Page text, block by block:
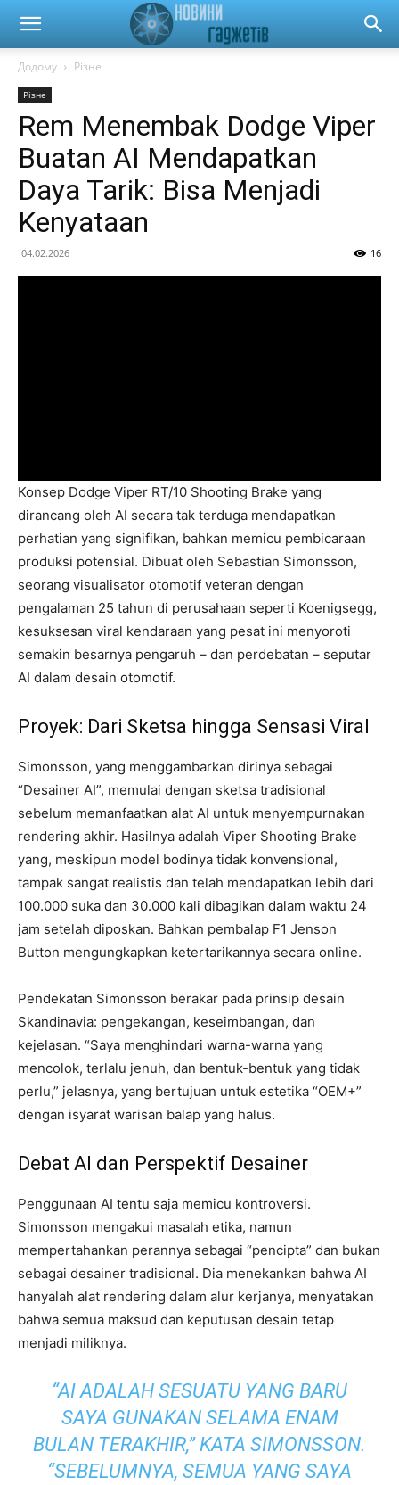
Новини
гаджетів
автомобілів
Додому Різне
Різне
Rem Menembak Dodge Viper
Buatan AI Mendapatkan
Daya Tarik: Bisa Menjadi
Kenyataan
04.02.2026 16
Konsep Dodge Viper RT/10 Shooting Brake yang
dirancang oleh AI secara tak terduga mendapatkan
perhatian yang signifikan, bahkan memicu pembicaraan
produksi potensial. Dibuat oleh Sebastian Simonsson,
seorang visualisator otomotif veteran dengan
pengalaman 25 tahun di perusahaan seperti Koenigsegg,
kesuksesan viral kendaraan yang pesat ini menyoroti
semakin besarnya pengaruh – dan perdebatan – seputar
AI dalam desain otomotif.
Proyek: Dari Sketsa hingga Sensasi Viral
Simonsson, yang menggambarkan dirinya sebagai
“Desainer AI”, memulai dengan sketsa tradisional
sebelum memanfaatkan alat AI untuk menyempurnakan
rendering akhir. Hasilnya adalah Viper Shooting Brake
yang, meskipun model bodinya tidak konvensional,
tampak sangat realistis dan telah mendapatkan lebih dari
100.000 suka dan 30.000 kali dibagikan dalam waktu 24
jam setelah diposkan. Bahkan pembalap F1 Jenson
Button mengungkapkan ketertarikannya secara online.
Pendekatan Simonsson berakar pada prinsip desain
Skandinavia: pengekangan, keseimbangan, dan
kejelasan. “Saya menghindari warna-warna yang
mencolok, terlalu jenuh, dan bentuk-bentuk yang tidak
perlu,” jelasnya, yang bertujuan untuk estetika “OEM+”
dengan isyarat warisan balap yang halus.
Debat AI dan Perspektif Desainer
Penggunaan AI tentu saja memicu kontroversi.
Simonsson mengakui masalah etika, namun
mempertahankan perannya sebagai “pencipta” dan bukan
sebagai desainer tradisional. Dia menekankan bahwa AI
hanyalah alat rendering dalam alur kerjanya, menyatakan
bahwa semua maksud dan keputusan desain tetap
menjadi miliknya.
“AI ADALAH SESUATU YANG BARU
SAYA GUNAKAN SELAMA ENAM
BULAN TERAKHIR,” KATA SIMONSSON.
“SEBELUMNYA, SEMUA YANG SAYA